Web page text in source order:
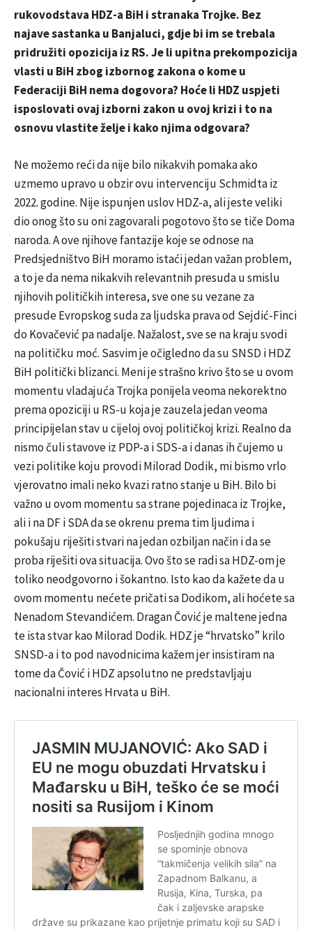
rukovodstava HDZ-a BiH i stranaka Trojke. Bez
najave sastanka u Banjaluci, gdje bi im se trebala
pridružiti opozicija iz RS. Je li upitna prekompozicija
vlasti u BiH zbog izbornog zakona o kome u
Federaciji BiH nema dogovora? Hoće li HDZ uspjeti
isposlovati ovaj izborni zakon u ovoj krizi i to na
osnovu vlastite želje i kako njima odgovara?
Ne možemo reći da nije bilo nikakvih pomaka ako
uzmemo upravo u obzir ovu intervenciju Schmidta iz
2022. godine. Nije ispunjen uslov HDZ-a, ali jeste veliki
dio onog što su oni zagovarali pogotovo što se tiče Doma
naroda. A ove njihove fantazije koje se odnose na
Predsjedništvo BiH moramo istaći jedan važan problem,
a to je da nema nikakvih relevantnih presuda u smislu
njihovih političkih interesa, sve one su vezane za
presude Evropskog suda za ljudska prava od Sejdić-Finci
do Kovačević pa nadalje. Nažalost, sve se na kraju svodi
na političku moć. Sasvim je očigledno da su SNSD i HDZ
BiH politički blizanci. Meni je strašno krivo što se u ovom
momentu vladajuća Trojka ponijela veoma nekorektno
prema opoziciji u RS-u koja je zauzela jedan veoma
principijelan stav u cijeloj ovoj političkoj krizi. Realno da
nismo čuli stavove iz PDP-a i SDS-a i danas ih čujemo u
vezi politike koju provodi Milorad Dodik, mi bismo vrlo
vjerovatno imali neko kvazi ratno stanje u BiH. Bilo bi
važno u ovom momentu sa strane pojedinaca iz Trojke,
ali i na DF i SDA da se okrenu prema tim ljudima i
pokušaju riješiti stvari na jedan ozbiljan način i da se
proba riješiti ova situacija. Ovo što se radi sa HDZ-om je
toliko neodgovorno i šokantno. Isto kao da kažete da u
ovom momentu nećete pričati sa Dodikom, ali hoćete sa
Nenadom Stevandićem. Dragan Čović je maltene jedna
te ista stvar kao Milorad Dodik. HDZ je “hrvatsko” krilo
SNSD-a i to pod navodnicima kažem jer insistiram na
tome da Čović i HDZ apsolutno ne predstavljaju
nacionalni interes Hrvata u BiH.